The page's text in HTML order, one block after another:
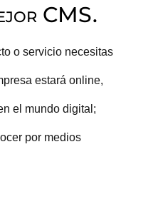
CMS.
o servicio necesitas
estará online,
el mundo digital;
por medios